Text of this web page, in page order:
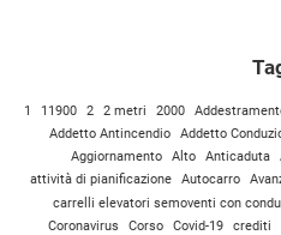
1 11900 2 2 metri 2000
Addetto Antincendio
Addetto
Aggiornamento
Alto Anticaduta
attività di pianificazione
Autocarro
carrelli elevatori semoventi con
Coronavirus
Corso Covid-19 crediti